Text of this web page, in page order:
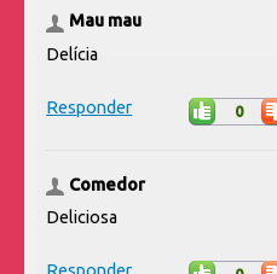
Mau mau
Delícia
Responder 0
Comedor
Deliciosa